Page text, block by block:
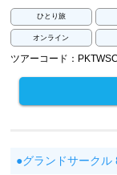
ひとり旅
オンライン
ツアーコード：
●グランドサークル